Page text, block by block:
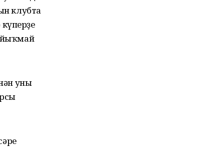
клубта
йыҡмай
уның